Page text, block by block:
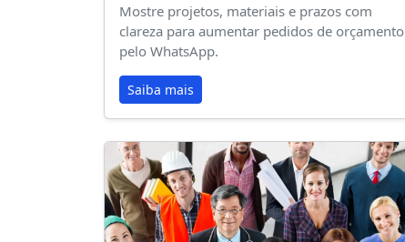
Mostre projetos, materiais e prazos com
clareza para aumentar pedidos de orçamento
pelo WhatsApp.
Saiba mais